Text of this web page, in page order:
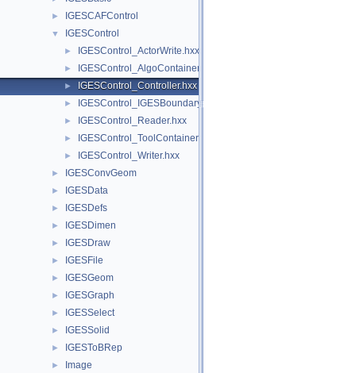
► IGESCAFControl
▼ IGESControl
► IGESControl_ActorWrite.hxx
► IGESControl_AlgoContainer.hxx
► IGESControl_Controller.hxx
► IGESControl_IGESBoundary.hxx
► IGESControl_Reader.hxx
► IGESControl_ToolContainer.hxx
► IGESControl_Writer.hxx
► IGESConvGeom
► IGESData
► IGESDefs
► IGESDimen
► IGESDraw
► IGESFile
► IGESGeom
► IGESGraph
► IGESSelect
► IGESSolid
► IGESToBRep
► Image